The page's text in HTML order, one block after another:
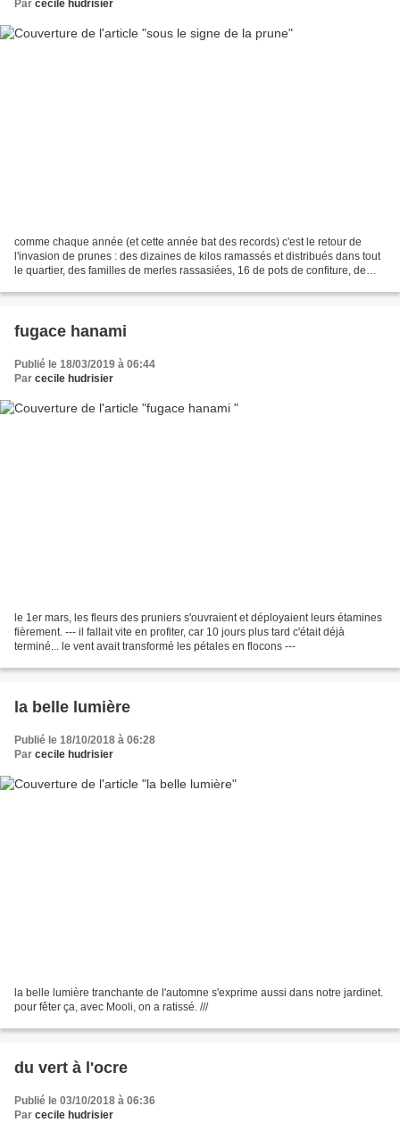
Par cecile hudrisier
comme chaque année (et cette année bat des records) c'est le retour de
l'invasion de prunes : des dizaines de kilos ramassés et distribués dans tout
le quartier, des familles de merles rassasiées, 16 de pots de confiture, de
fugace hanami
Publié le 18/03/2019 à 06:44
Par cecile hudrisier
le 1er mars, les fleurs des pruniers s'ouvraient et déployaient leurs étamines
fièrement. --- il fallait vite en profiter, car 10 jours plus tard c'était déjà
terminé... le vent avait transformé les pétales en flocons ---
la belle lumière
Publié le 18/10/2018 à 06:28
Par cecile hudrisier
la belle lumière tranchante de l'automne s'exprime aussi dans notre jardinet.
pour fêter ça, avec Mooli, on a ratissé. ///
du vert à l'ocre
Publié le 03/10/2018 à 06:36
Par cecile hudrisier